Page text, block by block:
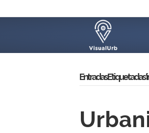
Entradas Etiquetadas